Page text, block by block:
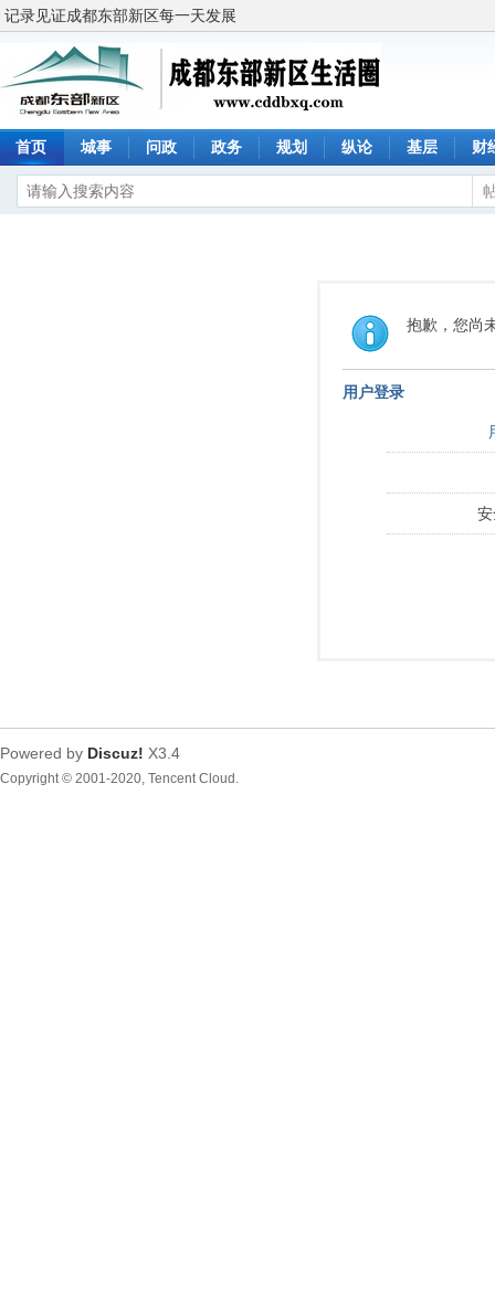
记录见证成都东部新区每一天发展
首页 城事 问政 政务 规划 纵论 基层 财
抱歉，您尚
用户登录
Powered by Discuz! X3.4
Copyright © 2001-2020, Tencent Cloud.